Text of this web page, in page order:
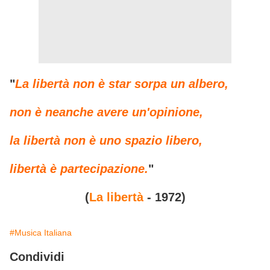
"La libertà non è star sorpa un albero,
non è neanche avere un'opinione,
la libertà non è uno spazio libero,
libertà è partecipazione."
(La libertà- 1972)
#Musica Italiana
Condividi